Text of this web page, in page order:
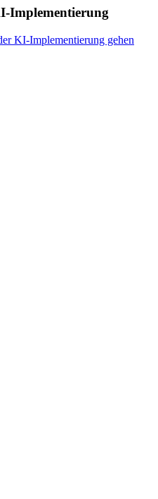
Implementierung
KI-Implementierung gehen